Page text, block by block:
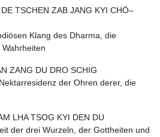
TSCHEN ZAB JANG KYI CHÖ–
Klang des Dharma, die
ZANG DU DRO SCHIG
der Ohren derer, die
LHA TSOG KYI DEN DU
der drei Wurzeln, der Gottheiten und